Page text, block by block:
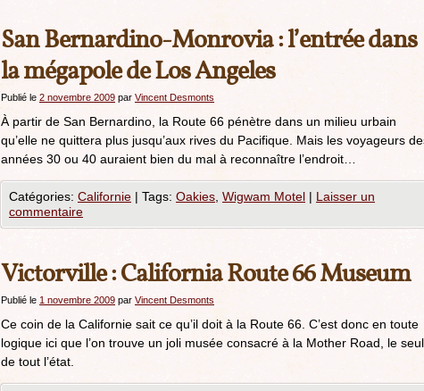
San Bernardino-Monrovia : l’entrée dans
la mégapole de Los Angeles
Publié le 2 novembre 2009 par Vincent Desmonts
À partir de San Bernardino, la Route 66 pénètre dans un milieu urbain
qu’elle ne quittera plus jusqu’aux rives du Pacifique. Mais les voyageurs
années 30 ou 40 auraient bien du mal à reconnaître l’endroit…
Catégories: Californie | Tags: Oakies Wigwam Motel | Laisser un
commentaire
Victorville : California Route 66 Museum
Publié le 1 novembre 2009 par Vincent Desmonts
Ce coin de la Californie sait ce qu’il doit à la Route 66. C’est donc en toute
logique ici que l’on trouve un joli musée consacré à la Mother Road, le seul
de tout l’état.